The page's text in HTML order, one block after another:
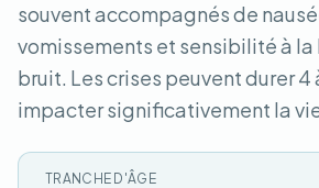
souvent accompagnés de
vomissements et sensibilité à la
bruit. Les crises peuvent durer 4
impacter significativement la
TRANCHE D'ÂGE